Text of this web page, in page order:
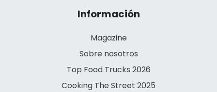
Información
Magazine
Sobre nosotros
Top Food Trucks 2026
Cooking The Street 2025